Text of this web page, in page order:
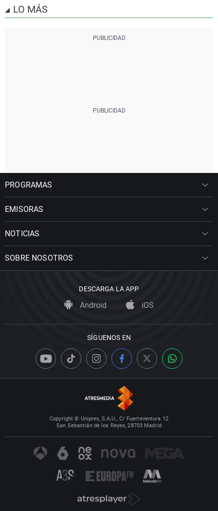
LO MÁS
PROGRAMAS
EMISORAS
NOTICIAS
SOBRE NOSOTROS
DESCARGA LA APP
Android iOS
SÍGUENOS EN
Copyright © Uniprex, S.A.U., C/ Fuerteventura 12
San Sebastián de los Reyes, 28703 Madrid